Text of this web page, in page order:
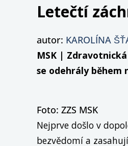
Letečtí
autor: KAROLÍNA
MSK |
se odehrály během
Foto: ZZS MSK
Nejprve došlo v
bezvědomí a